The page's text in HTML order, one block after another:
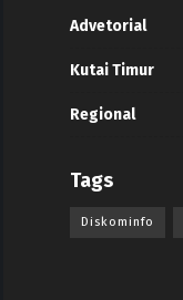
Advetorial
Kutai Timur
Regional
Tags
Diskominfo